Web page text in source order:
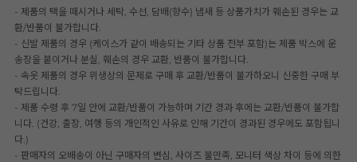
- 제품의 택을 떼시거나 세탁, 수선, 담배(향수) 냄새 등 상품가치가 훼손된 경우는 교
환/반품이 불가합니다.
- 신발 제품의 경우 (케이스가 같이 배송되는 기타 상품 전부 포함)는 제품 박스에 운
송장을 붙이거나 분실, 훼손의 경우 교환, 반품이 불가합니다.
- 속옷 제품의 경우 위생상의 문제로 구매 후 교환/반품이 불가하오니 신중한 구매 부
탁드립니다.
- 제품 수령 후 7일 안에 교환/반품이 가능하며 기간 경과 후에는 교환/반품이 불가합
니다. (건강, 출장, 여행 등의 개인적인 사유로 인해 기간이 경과된 경우에도 포함됩니
다.)
- 판매자의 오배송이 아닌 구매자의 변심, 사이즈 불만족, 모니터 색상 차이 등에 의한